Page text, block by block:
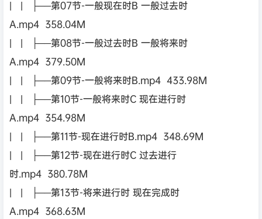
| | ├──第07节-一般现在时B 一般过去时
A.mp4 358.04M
| | ├──第08节-一般过去时B 一般将来时
A.mp4 379.50M
| | ├──第09节-一般将来时B.mp4 433.98M
| | ├──第10节-一般将来时C 现在进行时
A.mp4 354.98M
| | ├──第11节-现在进行时B.mp4 348.69M
| | ├──第12节-现在进行时C 过去进行
时.mp4 380.78M
| | ├──第13节-将来进行时 现在完成时
A.mp4 368.63M